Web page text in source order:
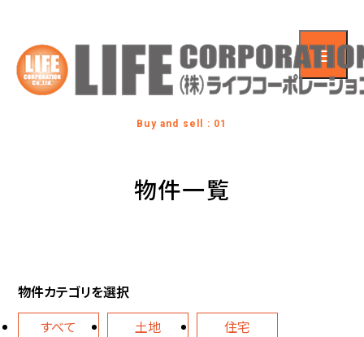
Buy and sell : 01
物件一覧
物件カテゴリを選択
すべて
土地
住宅